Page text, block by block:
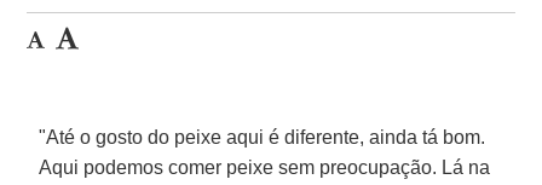
"Até o gosto do peixe aqui é diferente, ainda tá bom.
Aqui podemos comer peixe sem preocupação. Lá na